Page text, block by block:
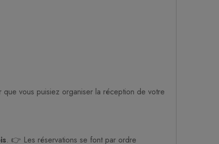
vous puisiez organiser la réception de votre
. 👉 Les réservations se font par ordre